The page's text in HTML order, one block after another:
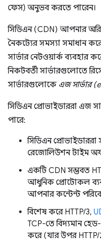
ফেস) অনুভব করতে পারেন।
সিডিএন (CDN) আপনার
নৈকট্যের সমস্যা সমাধান
সার্ভার নেটওয়ার্ক ব্যবহার
নিকটবর্তী সার্ভারগুলোতে
সার্ভারগুলোকে এজ সার্ভার
সিডিএন প্রোভাইডাররা এজ
পারে:
সিডিএন
রেজোলিউশন টাইম
একটি CDN সম্ভবত
আধুনিক প্রোটোকল
আপনার কন্টেন্ট
বিশেষ করে HTTP/3,
TCP-তে বিদ্যমান
করে (যার উপর HTTP/